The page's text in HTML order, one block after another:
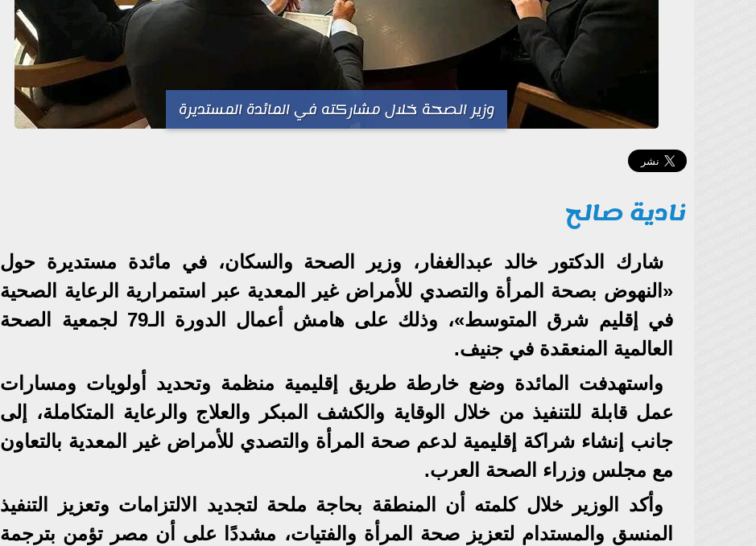
وزير الصحة خلال مشاركته في المائدة المستديرة
نادية صالح
شارك الدكتور خالد عبدالغفار، وزير الصحة والسكان، في مائدة مستديرة حول
«النهوض بصحة المرأة والتصدي للأمراض غير المعدية عبر استمرارية الرعاية الصحية
في إقليم شرق المتوسط»، وذلك على هامش أعمال الدورة الـ79 لجمعية الصحة
العالمية المنعقدة في جنيف.
واستهدفت المائدة وضع خارطة طريق إقليمية منظمة وتحديد أولويات ومسارات
عمل قابلة للتنفيذ من خلال الوقاية والكشف المبكر والعلاج والرعاية المتكاملة، إلى
جانب إنشاء شراكة إقليمية لدعم صحة المرأة والتصدي للأمراض غير المعدية بالتعاون
مع مجلس وزراء الصحة العرب.
وأكد الوزير خلال كلمته أن المنطقة بحاجة ملحة لتجديد الالتزامات وتعزيز التنفيذ
المنسق والمستدام لتعزيز صحة المرأة والفتيات، مشددًا على أن مصر تؤمن بترجمة